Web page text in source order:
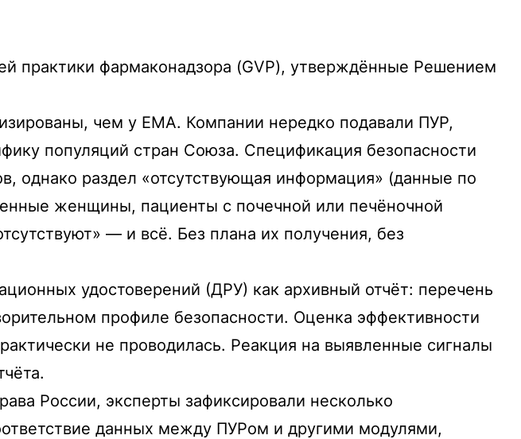
практики фармаконадзора (GVP), утверждённые Решением
чем у EMA. Компании нередко подавали ПУР,
популяций стран Союза. Спецификация безопасности
однако раздел «отсутствующая информация» (данные по
женщины, пациенты с почечной или печёночной
— и всё. Без плана их получения, без
удостоверений (ДРУ) как архивный отчёт: перечень
профиле безопасности. Оценка эффективности
не проводилась. Реакция на выявленные сигналы
России, эксперты зафиксировали несколько
данных между ПУРом и другими модулями,